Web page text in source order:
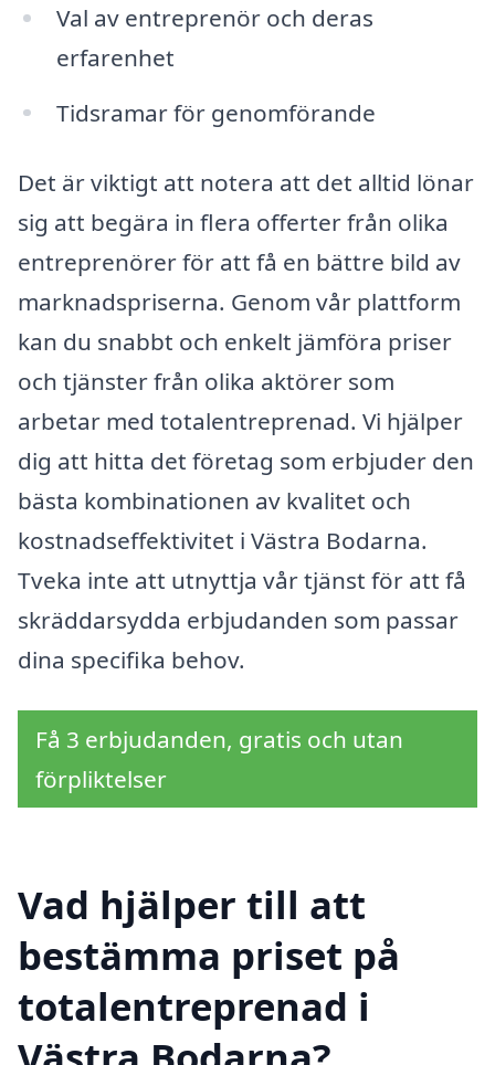
Val av entreprenör och deras
erfarenhet
Tidsramar för genomförande
Det är viktigt att notera att det alltid lönar
sig att begära in flera offerter från olika
entreprenörer för att få en bättre bild av
marknadspriserna. Genom vår plattform
kan du snabbt och enkelt jämföra priser
och tjänster från olika aktörer som
arbetar med totalentreprenad. Vi hjälper
dig att hitta det företag som erbjuder den
bästa kombinationen av kvalitet och
kostnadseffektivitet i Västra Bodarna.
Tveka inte att utnyttja vår tjänst för att få
skräddarsydda erbjudanden som passar
dina specifika behov.
Få 3 erbjudanden, gratis och utan
förpliktelser
Vad hjälper till att
bestämma priset på
totalentreprenad i